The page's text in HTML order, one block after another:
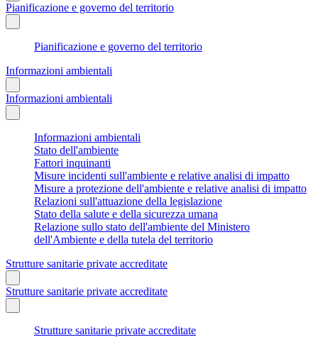
Pianificazione e governo del territorio
Pianificazione e governo del territorio
Informazioni ambientali
Informazioni ambientali
Informazioni ambientali
Stato dell'ambiente
Fattori inquinanti
Misure incidenti sull'ambiente e relative analisi di impatto
Misure a protezione dell'ambiente e relative analisi di impatto
Relazioni sull'attuazione della legislazione
Stato della salute e della sicurezza umana
Relazione sullo stato dell'ambiente del Ministero
dell'Ambiente e della tutela del territorio
Strutture sanitarie private accreditate
Strutture sanitarie private accreditate
Strutture sanitarie private accreditate